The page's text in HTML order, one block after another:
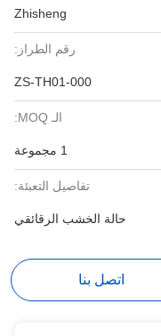
Zhisheng
رقم الطراز:
ZS-TH01-000
الـ MOQ:
1 مجموعة
تفاصيل التعبئة:
حالة الخشب الرقائقي
اتصل بنا